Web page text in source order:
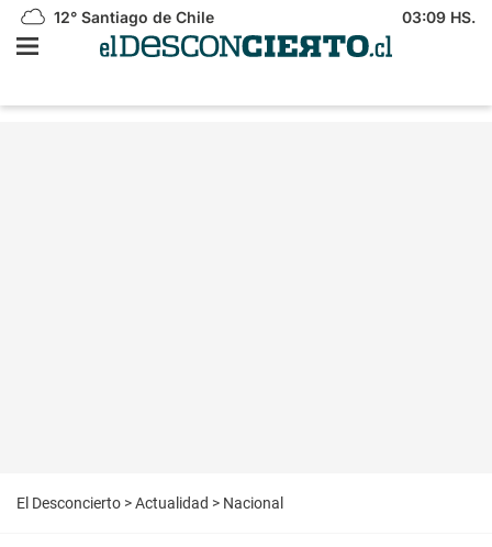
12° Santiago de Chile 03:09 HS.
El Desconcierto >Actualidad > Nacional